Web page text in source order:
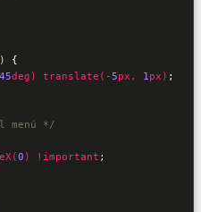
{
45deg) translate(-5px, 1px) ;
menú */
0 ) !important ;